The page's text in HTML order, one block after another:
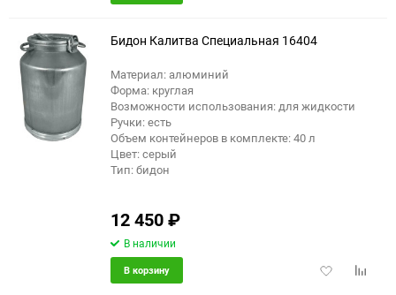
Бидон Калитва Специальная 16404
Материал: алюминий
Форма: круглая
Возможности использования: для жидкости
Ручки: есть
Объем контейнеров в комплекте: 40 л
Цвет: серый
Тип: бидон
12 450₽
В наличии
Добавить
В корзину